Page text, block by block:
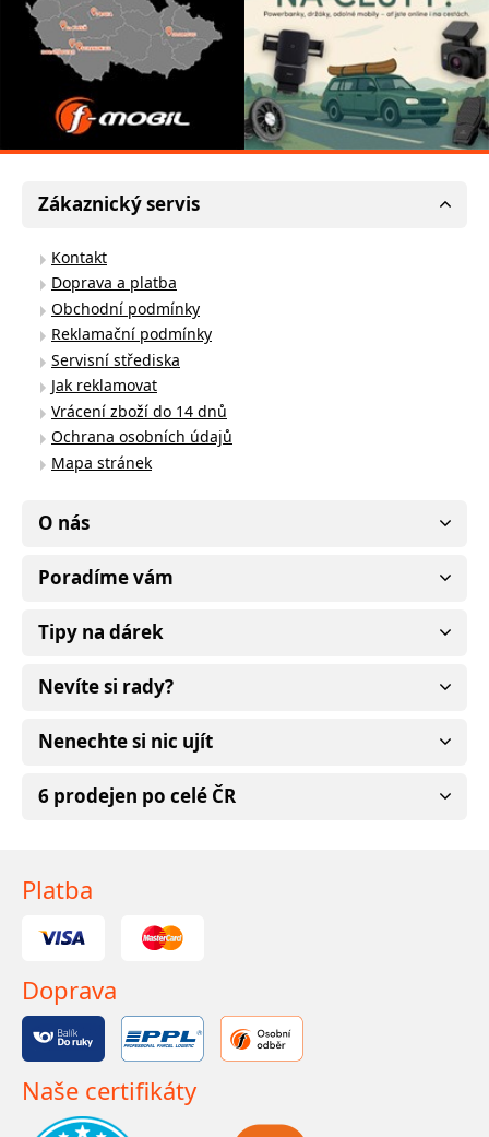
Zákaznický servis
Kontakt
Doprava a platba
Obchodní podmínky
Reklamační podmínky
Servisní střediska
Jak reklamovat
Vrácení zboží do 14 dnů
Ochrana osobních údajů
Mapa stránek
O nás
Poradíme vám
Tipy na dárek
Nevíte si rady?
Nenechte si nic ujít
6 prodejen po celé ČR
Platba
Doprava
Naše certifikáty